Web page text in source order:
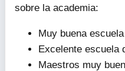
sobre la academia:
Muy buena
Excelente escuela
Maestros muy